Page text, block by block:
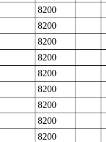
8200
8200
8200
8200
8200
8200
8200
8200
8200